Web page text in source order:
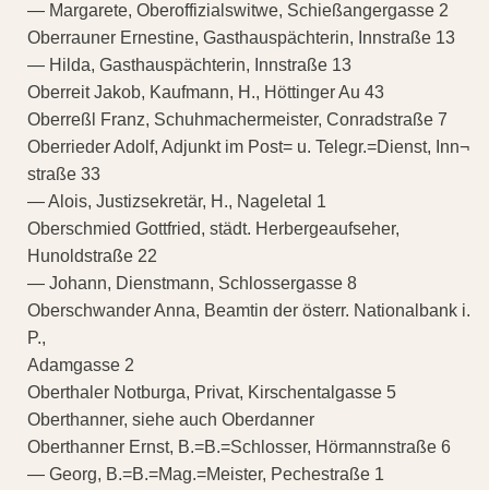
— Margarete, Oberoffizialswitwe, Schießangergasse 2
Oberrauner Ernestine, Gasthauspächterin, Innstraße 13
— Hilda, Gasthauspächterin, Innstraße 13
Oberreit Jakob, Kaufmann, H., Höttinger Au 43
Oberreßl Franz, Schuhmachermeister, Conradstraße 7
Oberrieder Adolf, Adjunkt im Post= u. Telegr.=Dienst, Inn¬
straße 33
— Alois, Justizsekretär, H., Nageletal 1
Oberschmied Gottfried, städt. Herbergeaufseher,
Hunoldstraße 22
— Johann, Dienstmann, Schlossergasse 8
Oberschwander Anna, Beamtin der österr. Nationalbank i.
P.,
Adamgasse 2
Oberthaler Notburga, Privat, Kirschentalgasse 5
Oberthanner, siehe auch Oberdanner
Oberthanner Ernst, B.=B.=Schlosser, Hörmannstraße 6
— Georg, B.=B.=Mag.=Meister, Pechestraße 1